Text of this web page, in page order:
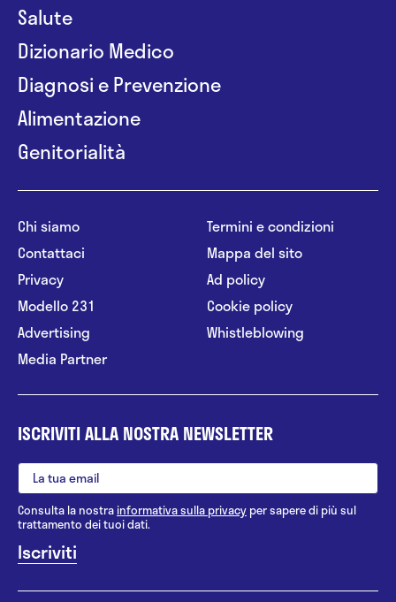
Salute
Dizionario Medico
Diagnosi e Prevenzione
Alimentazione
Genitorialità
Chi siamo
Contattaci
Privacy
Modello 231
Advertising
Media Partner
Termini e condizioni
Mappa del sito
Ad policy
Cookie policy
Whistleblowing
ISCRIVITI ALLA NOSTRA NEWSLETTER
Consulta la nostrainformativa sulla privacy per sapere di più sul
trattamento dei tuoi dati.